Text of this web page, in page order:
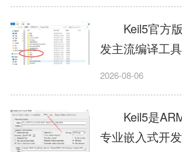
AgentSkill，就
上的一双机械
解决很多问题。
AgentSkillSkill指
力，代码编译
具成熟，大量
该平台开发。新
独下载对应芯
手配置难度较
授权费用不菲
存在程序容量
Keil5官方版
发主流编译工
STM32、51单
在线调试、代
众多厂商芯片
需要手动添加
2026-08-06
Keil5是
专业嵌入式开